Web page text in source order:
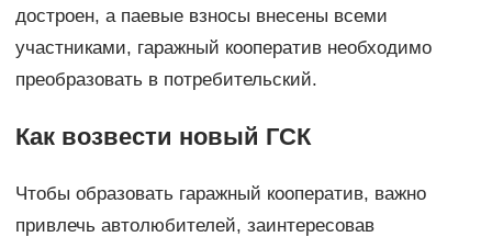
достроен, а паевые взносы внесены всеми
участниками, гаражный кооператив необходимо
преобразовать в потребительский.
Как возвести новый ГСК
Чтобы образовать гаражный кооператив, важно
привлечь автолюбителей, заинтересовав